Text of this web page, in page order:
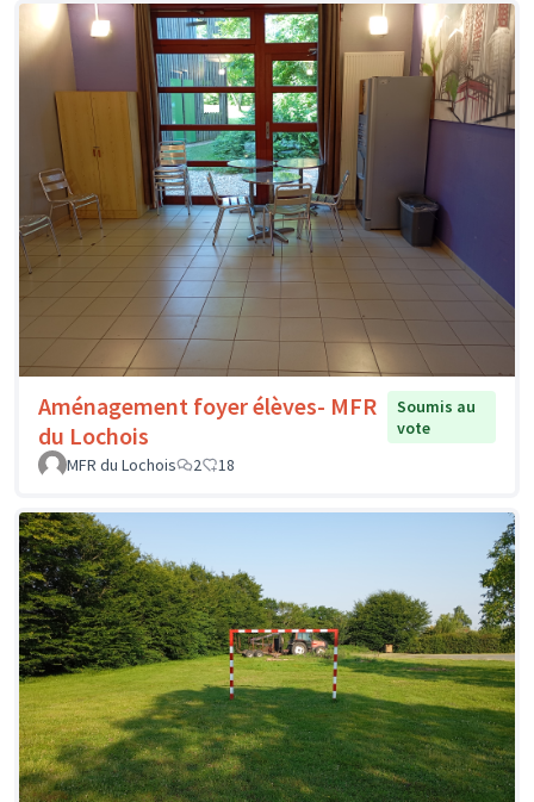
Aménagement foyer élèves- MFR
du Lochois
Soumis au
vote
MFR du Lochois
2 18